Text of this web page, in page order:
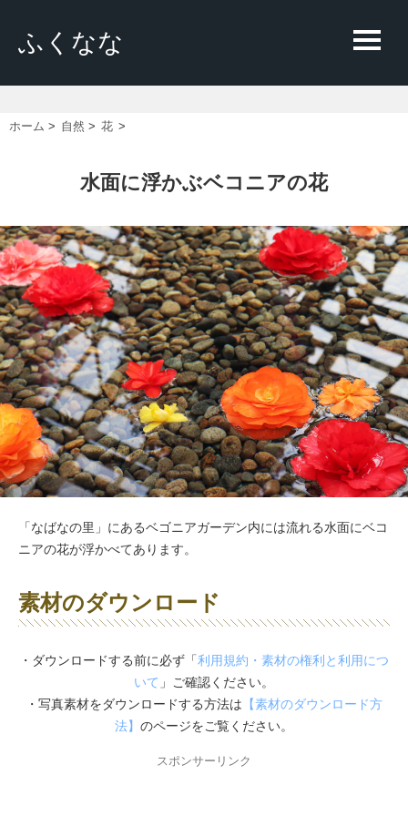
ふくなな
ホーム > 自然 > 花 >
水面に浮かぶベコニアの花
「なばなの里」にあるベゴニアガーデン内には流れる水面にベコ
ニアの花が浮かべてあります。
素材のダウンロード
・ダウンロードする前に必ず「利用規約・素材の権利と利用につ
いて 」ご確認ください。
・写真素材をダウンロードする方法は 【素材のダウンロード方
法】 のページをご覧ください。
スポンサーリンク